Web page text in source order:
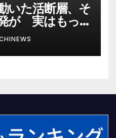
いた活断層、そ
が 実はもっ
こしそうなリ
ース)